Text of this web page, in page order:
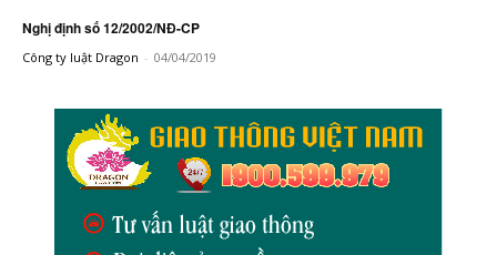
Nghị định số 12/2002/NĐ-CP
Công ty luật Dragon - 04/04/2019